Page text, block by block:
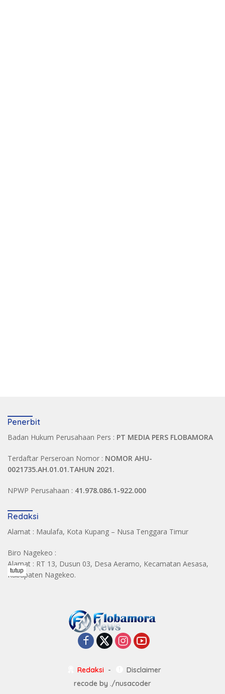
Penerbit
Badan Hukum Perusahaan Pers : PT MEDIA PERS FLOBAMORA
Terdaftar Perseroan Nomor : NOMOR AHU-
0021735.AH.01.01.TAHUN 2021.
NPWP Perusahaan : 41.978.086.1-922.000
Redaksi
Alamat : Maulafa, Kota Kupang – Nusa Tenggara Timur
Biro Nagekeo :
Alamat : RT 13, Dusun 03, Desa Aeramo, Kecamatan Aesasa,
Kabupaten Nagekeo.
Redaksi
Disclaimer
recode by ./nusacoder
tutup